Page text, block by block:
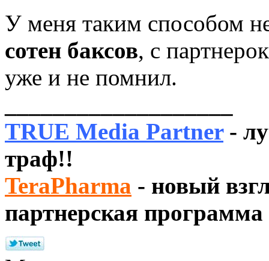
У меня таким способом
сотен баксов, с
уже и не помнил.
TRUE Media Partner-
траф!!
TeraPharma - новый
партнерская программа